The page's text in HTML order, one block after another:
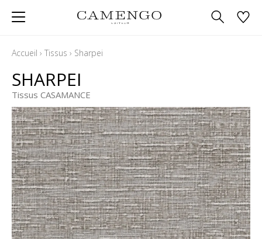
Accueil › Tissus › Sharpei
SHARPEI
Tissus CASAMANCE